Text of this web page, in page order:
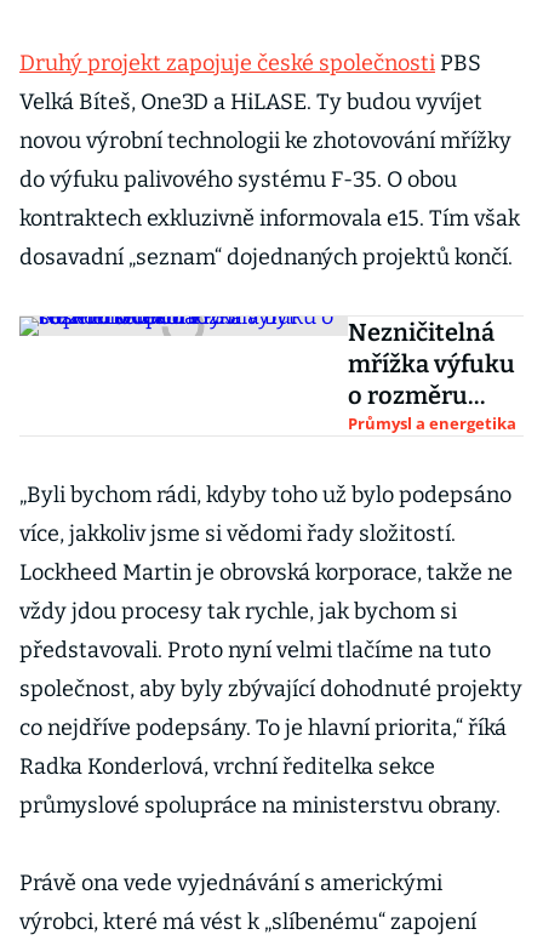
Druhý projekt zapojuje české společnostiPBS
Velká Bíteš, One3D a HiLASE. Ty budou vyvíjet
novou výrobní technologii ke zhotovování mřížky
do výfuku palivového systému F-35. O obou
kontraktech exkluzivně informovala e15. Tím však
dosavadní „seznam“ dojednaných projektů končí.
Nezničitelná
mřížka výfuku
o rozměru
čokolády má
stopou v
supermoderní
Průmysl a energetika
„Byli bychom rádi, kdyby toho už bylo podepsáno
více, jakkoliv jsme si vědomi řady složitostí.
Lockheed Martin je obrovská korporace, takže ne
vždy jdou procesy tak rychle, jak bychom si
představovali. Proto nyní velmi tlačíme na tuto
společnost, aby byly zbývající dohodnuté projekty
co nejdříve podepsány. To je hlavní priorita,“ říká
Radka Konderlová, vrchní ředitelka sekce
průmyslové spolupráce na ministerstvu obrany.
Právě ona vede vyjednávání s americkými
výrobci, které má vést k „slíbenému“ zapojení